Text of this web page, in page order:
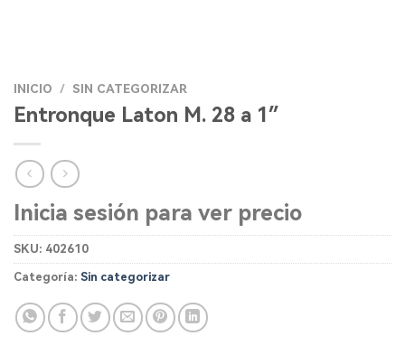
INICIO / SIN CATEGORIZAR
Entronque Laton M. 28 a 1″
Inicia sesión para ver precio
SKU: 402610
Categoría: Sin categorizar